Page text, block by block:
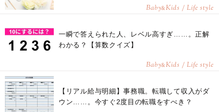
■instagram イラスト随時更新中
Baby&Kids / Life style
一瞬で答えられた人、レベル高すぎ……。正解
わかる？【算数クイズ】
Baby&Kids / Life style
【リアル給与明細】事務職。転職して収入がダ
ウン……。今すぐ2度目の転職をすべき？